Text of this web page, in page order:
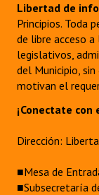
Libertad de
Principios. Toda
de libre acceso
legislativos,
del Municipio,
motivan el
¡Conectate con
Dirección:
■Mesa de
■Subsecretaría